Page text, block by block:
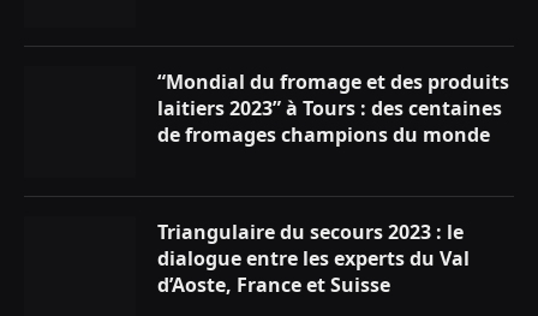
“Mondial du fromage et des produits
laitiers 2023” à Tours : des centaines
de fromages champions du monde
Triangulaire du secours 2023 : le
dialogue entre les experts du Val
d’Aoste, France et Suisse